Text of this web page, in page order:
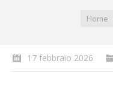
Home
17 febbraio 2026